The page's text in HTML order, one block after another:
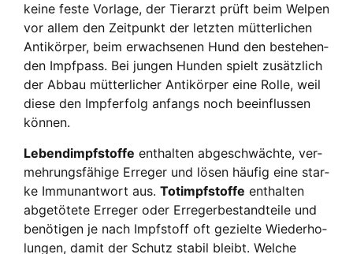
kei­ne fes­te Vor­la­ge, der Tier­arzt prüft beim Wel­pen
vor allem den Zeit­punkt der letz­ten müt­ter­li­chen
Anti­kör­per, beim erwach­se­nen Hund den bestehen­
den Impf­pass. Bei jun­gen Hun­den spielt zusätz­lich
der Abbau müt­ter­li­cher Anti­kör­per eine Rol­le, weil
die­se den Impf­erfolg anfangs noch beein­flus­sen
kön­nen.
Lebend­impf­stof­fe ent­hal­ten abge­schwäch­te, ver­
meh­rungs­fä­hi­ge Erre­ger und lösen häu­fig eine star­
ke Immun­ant­wort aus. Tot­impf­stof­fe ent­hal­ten
abge­tö­te­te Erre­ger oder Erre­ger­be­stand­tei­le und
benö­ti­gen je nach Impf­stoff oft geziel­te Wie­der­ho­
lun­gen, damit der Schutz sta­bil bleibt. Wel­che